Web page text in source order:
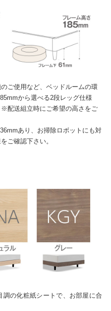
ご使用など、ベッドルームの環
から選べる2段レッグ仕様
配送組立時にご希望の高さをご
あり、お掃除ロボットにも対
ご確認下さい。
調の化粧紙シートで、お部屋に合